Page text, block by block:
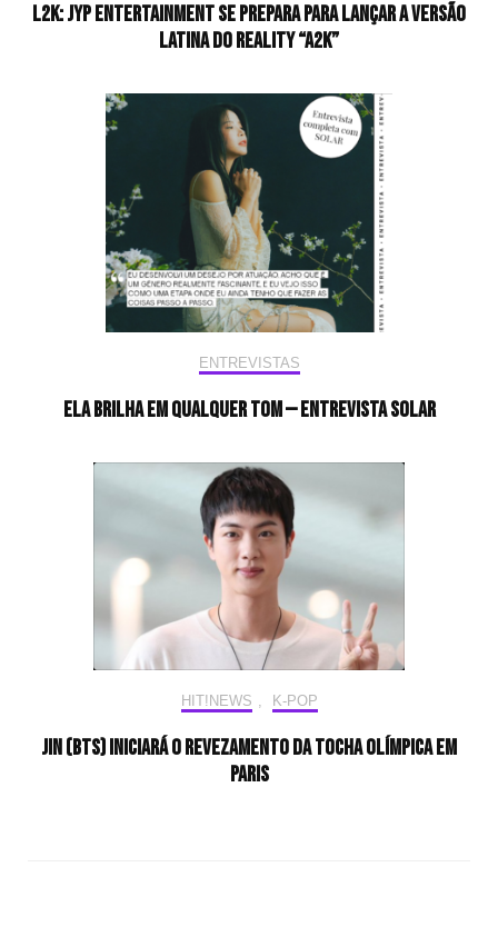
L2K: JYP Entertainment se prepara para lançar a versão
latina do reality “A2K”
ENTREVISTAS
Ela brilha em qualquer tom — Entrevista Solar
HIT!NEWS , K-POP
Jin (BTS) iniciará o revezamento da tocha olímpica em
Paris